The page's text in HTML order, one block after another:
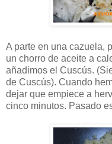
A parte en una cazuela,
un chorro de aceite a
añadimos el Cuscús.
de Cuscús). Cuando
dejar que empiece a
cinco minutos. Pasado